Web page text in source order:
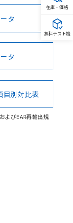
タ
タ
目別対比表
よびEAR再輸出規
在庫・価格
無料テスト機